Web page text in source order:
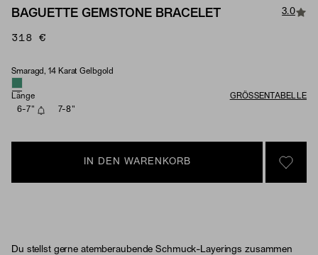
BAGUETTE GEMSTONE BRACELET 3.0
318 €
Material & Stone Options
Smaragd, 14 Karat Gelbgold
Länge
GRÖSSENTABELLE
6-7"
7-8"
IN DEN WARENKORB
SIGN
Du stellst gerne atemberaubende Schmuck-Layerings zusammen